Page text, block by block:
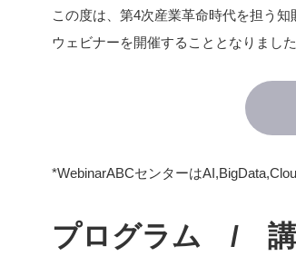
この度は、第4次産業革命時代を担う
ウェビナーを開催することとなりまし
*WebinarABCセンターは
プログラム /